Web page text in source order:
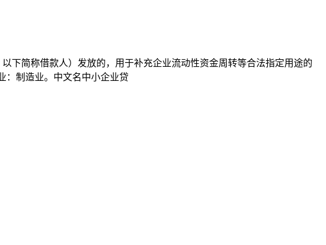
下简称借款人）发放的，用于补充企业流动性资金周转等合法指定用途的
：制造业。中文名中小企业贷